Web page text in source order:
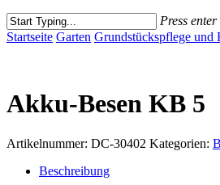
Press
Close
Startseite Garten Grundstückspflege und
Akku-Besen KB 5
Artikelnummer: DC-30402 Kategorien:
Beschreibung